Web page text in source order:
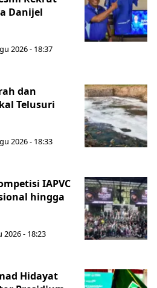
Danijel
2026 - 18:37
dan
Telusuri
2026 - 18:33
IAPVC
hingga
2026 - 18:23
Hidayat